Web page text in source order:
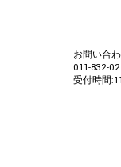
お問い合
011-832-
受付時間